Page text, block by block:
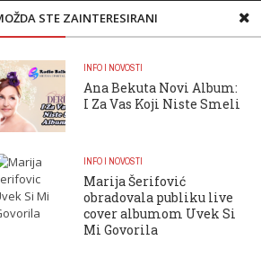
STE ZAINTERESIRANI
INFO I NOVOSTI
Ana Bekuta Novi Album:
I Za Vas Koji Niste Smeli
INFO I NOVOSTI
Marija Šerifović
obradovala publiku live
cover albumom Uvek Si
Mi Govorila